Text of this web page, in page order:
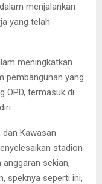
menjalankan
yang telah
meningkatkan
pembangunan yang
OPD, termasuk di
dan Kawasan
stadion
sekian,
speknya seperti ini,